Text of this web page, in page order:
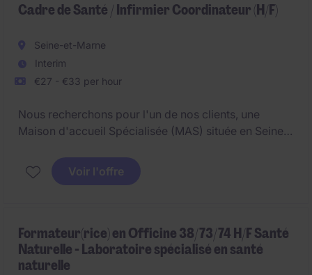
Cadre de Santé / Infirmier Coordinateur (H/F)
Seine-et-Marne
Interim
€27 - €33 per hour
Nous recherchons pour l'un de nos clients, une
Maison d'accueil Spécialisée (MAS) située en Seine-
Coordinateur (H/F) pour une mission temporaire à
pourvoir dans les meilleurs délais.Rattaché à la
afin de garantir une prise en charge de qualité des
résidents.
Voir l'offre
Formateur(rice) en Officine 38/73/74 H/F Santé
Naturelle - Laboratoire spécialisé en santé
naturelle